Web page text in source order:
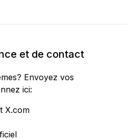
et de contact
Envoyez vos
ici:
X.com